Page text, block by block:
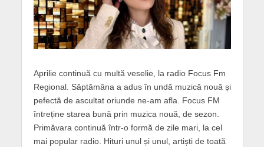
Aprilie continuă cu multă veselie, la radio Focus Fm
Regional. Săptămâna a adus în undă muzică nouă și
pefectă de ascultat oriunde ne-am afla. Focus FM
întreține starea bună prin muzica nouă, de sezon.
Primăvara continuă într-o formă de zile mari, la cel
mai popular radio. Hituri unul și unul, artiști de toată